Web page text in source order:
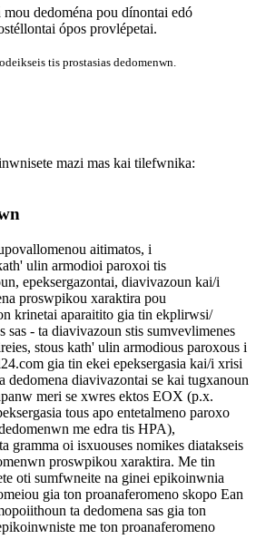
dedoména pou dínontai edó
ópos provlépetai.
tis prostasias dedomenwn.
mazi mas kai tilefwnika:
aitimatos, i
ulin armodioi paroxoi tis
epeksergazontai, diavivazoun kai/i
proswpikou xaraktira pou
krinetai aparaitito gia tin ekplirwsi/
sas - ta diavivazoun stis sumvevlimenes
stous kath' ulin armodious paroxous i
gia tin ekei epeksergasia kai/i xrisi
dedomena diavivazontai se kai tugxanoun
meri se xwres ektos EOX (p.x.
tous apo entetalmeno paroxo
me edra tis HPA),
gramma oi isxuouses nomikes diatakseis
proswpikou xaraktira. Me tin
oti sumfwneite na ginei epikoinwnia
gia ton proanaferomeno skopo Ean
ta dedomena sas gia ton
me ton proanaferomeno